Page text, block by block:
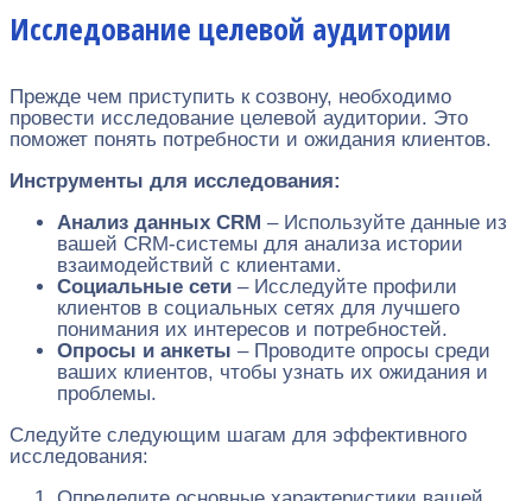
Исследование целевой аудитории
Прежде чем приступить к созвону, необходимо
провести исследование целевой аудитории. Это
поможет понять потребности и ожидания клиентов.
Инструменты для исследования:
Анализ данных CRM – Используйте данные из
вашей CRM-системы для анализа истории
взаимодействий с клиентами.
Социальные сети – Исследуйте профили
клиентов в социальных сетях для лучшего
понимания их интересов и потребностей.
Опросы и анкеты – Проводите опросы среди
ваших клиентов, чтобы узнать их ожидания и
проблемы.
Следуйте следующим шагам для эффективного
исследования: